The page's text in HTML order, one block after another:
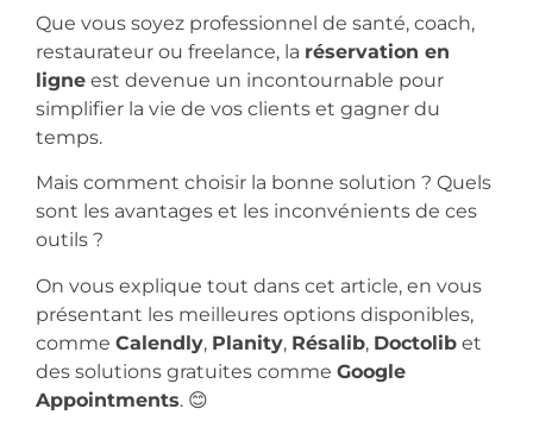
Que vous soyez professionnel de santé, coach,
restaurateur ou freelance, la réservation en
ligne est devenue un incontournable pour
simplifier la vie de vos clients et gagner du
temps.
Mais comment choisir la bonne solution ? Quels
sont les avantages et les inconvénients de ces
outils ?
On vous explique tout dans cet article, en vous
présentant les meilleures options disponibles,
comme Calendly, Planity, Résalib, Doctolib et
des solutions gratuites comme Google
Appointments. 😊